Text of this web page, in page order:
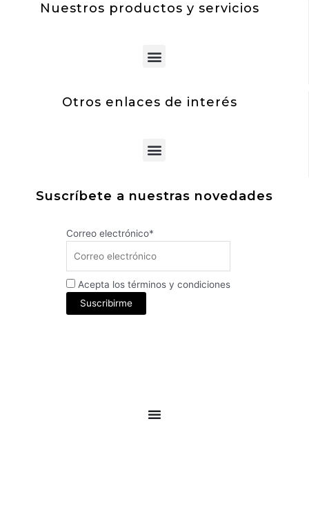
Nuestros productos y servicios
Menu
Otros enlaces de interés
Menu
Suscríbete a nuestras novedades
Correo electrónico*
Acepta los términos y condiciones